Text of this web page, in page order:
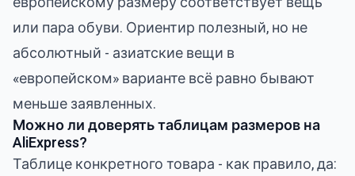
или пара обуви. Ориентир полезный, но не
абсолютный - азиатские вещи в
«европейском» варианте всё равно бывают
меньше заявленных.
Можно ли доверять таблицам размеров на
AliExpress?
Таблице конкретного товара - как правило, да: